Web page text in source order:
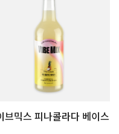
브믹스 피나콜라다 베이스